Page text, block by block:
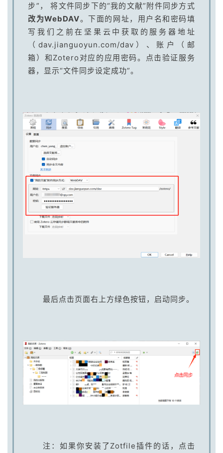
步”， 将文件同步下的“我的文献”附件同步方式
改为WebDAV。下面的网址，用户名和密码填
写我们之前在坚果云中获取的服务器地址
（dav.jianguoyun.com/dav）、账户（邮
箱）和Zotero对应的应用密码。点击验证服务
器，显示“文件同步设定成功”。
最后点击页面右上方绿色按钮，启动同步。
注：如果你安装了Zotfile插件的话，点击